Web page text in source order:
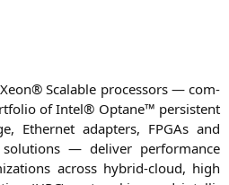
Sca­lable pro­ces­sors — com­
of Intel® Opta­ne™ per­sis­tent
Ether­net adap­ters, FPGAs and
— deli­ver per­for­mance
across hybrid-cloud, high